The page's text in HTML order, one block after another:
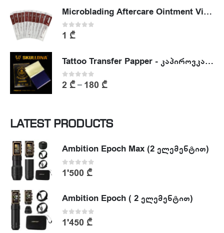
Microblading Aftercare Ointment Vitamin A&D
0 out of 5
1 ₾
Tattoo Transfer Papper - კაპიროვკა - ტატუს ესკიზის კოპირების ქაღალდი
0out of 5
2 ₾– 180 ₾
LATEST PRODUCTS
Ambition Epoch Max (2 ელემენტით)
0out of 5
1'500 ₾
Ambition Epoch ( 2 ელემენტით)
0out of 5
1'450 ₾